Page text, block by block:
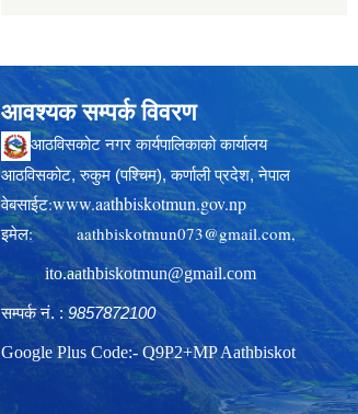
आवश्यक सम्पर्क विवरण
आठविसकोट नगर कार्यपालिकाको कार्यालय
आठविसकोट, रुकुम (पश्चिम), कर्णाली प्रदेश, नेपाल
वेबसाईट:www.aathbiskotmun.gov.np
इमेल: aathbiskotmun073@gmail.com,
ito.aathbiskotmun@gmail.com
सम्पर्क नं. :9857872100
Google Plus Code:- Q9P2+MP Aathbiskot